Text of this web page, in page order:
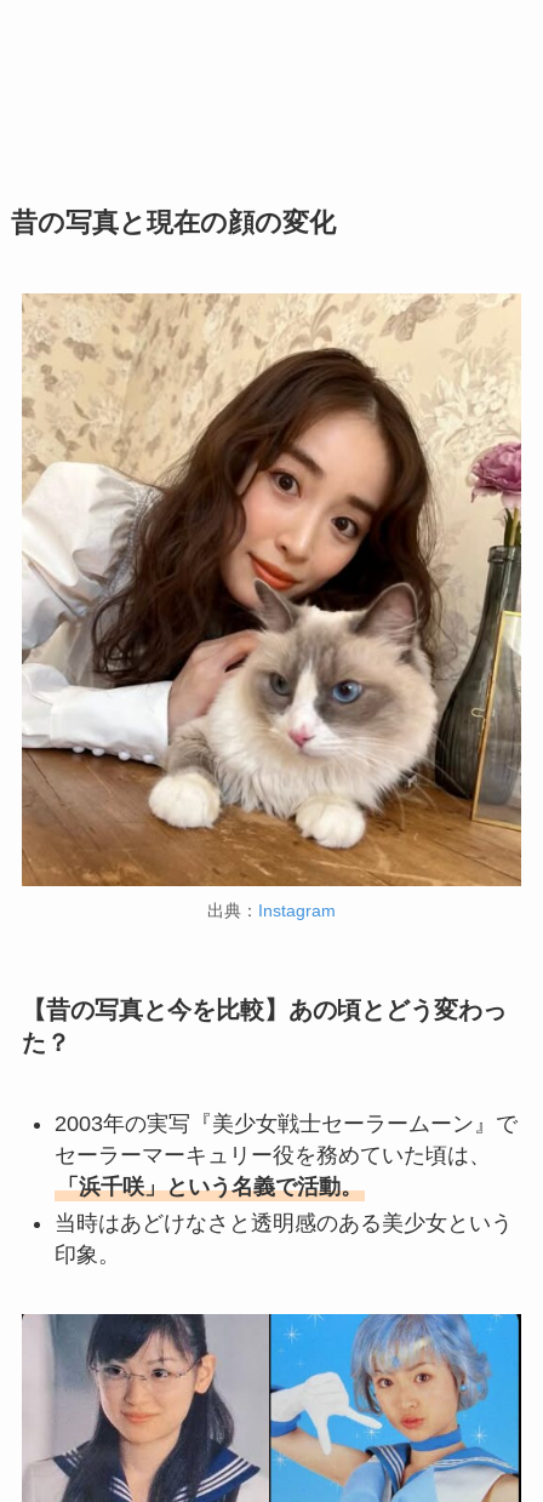
昔の写真と現在の顔の変化
出典： Instagram
【昔の写真と今を比較】あの頃とどう変わっ
た？
2003年の実写『美少女戦士セーラームーン』で
セーラーマーキュリー役を務めていた頃は、
「浜千咲」という名義で活動。
当時はあどけなさと透明感のある美少女という
印象。